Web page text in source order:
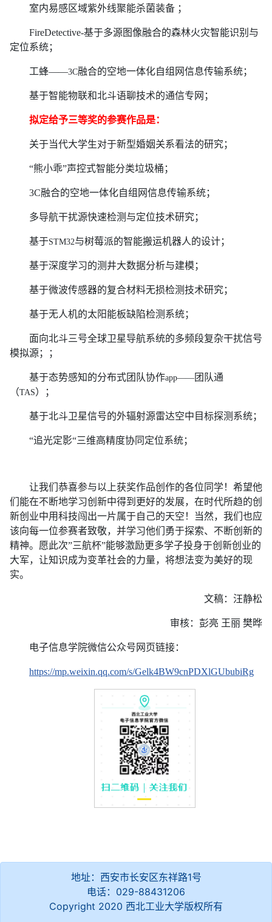
室内易感区域紫外线聚能杀菌装备 ；
FireDetective-基于多源图像融合的森林火灾智能识别与
定位系统；
工蜂——3C融合的空地一体化自组网信息传输系统；
基于智能物联和北斗语聊技术的通信专网；
拟定给予三等奖的参赛作品是：
关于当代大学生对于新型婚姻关系看法的研究；
“熊小乖”声控式智能分类垃圾桶；
3C融合的空地一体化自组网信息传输系统；
多导航干扰源快速检测与定位技术研究；
基于STM32与树莓派的智能搬运机器人的设计；
基于深度学习的测井大数据分析与建模；
基于微波传感器的复合材料无损检测技术研究；
基于无人机的太阳能板缺陷检测系统；
面向北斗三号全球卫星导航系统的多频段复杂干扰信号
模拟源；；
基于态势感知的分布式团队协作app—— 团队通
（TAS）；
基于北斗卫星信号的外辐射源雷达空中目标探测系统；
“追光定影“三维高精度协同定位系统；
让我们恭喜参与以上获奖作品创作的各位同学！希望他
们能在不断地学习创新中得到更好的发展，在时代所趋的创
新创业中用科技闯出一片属于自己的天空！当然，我们也应
该向每一位参赛者致敬，并学习他们勇于探索、不断创新的
精神。愿此次”三航杯”能够激励更多学子投身于创新创业的
大军，让知识成为变革社会的力量，将想法变为美好的现
实。
文稿：汪静松
审核：彭亮 王丽 樊晔
电子信息学院微信公众号网页链接：
https://mp.weixin.qq.com/s/Gelk4BW9cnPDXlGUbubiRg
地址：西安市长安区东祥路1号
电话：029-88431206
Copyright 2020 西北工业大学版权所有